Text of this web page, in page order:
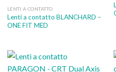
LENTI A CONTATTO
Lenti a contatto BLANCHARD –
ONE FIT MED